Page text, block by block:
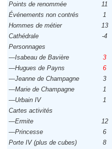
Points de renommée 11
Événements non contrés
1
Hommes de métier
13
Cathédrale
-4
Personnages
—Isabeau de Bavière
3
—Hugues de Payns
6
—Jeanne de Champagne
3
—Marie de Champagne
1
—Urbain IV
1
Cartes activités
—Ermite
12
—Princesse
6
Porte IV (plus de cubes)
8